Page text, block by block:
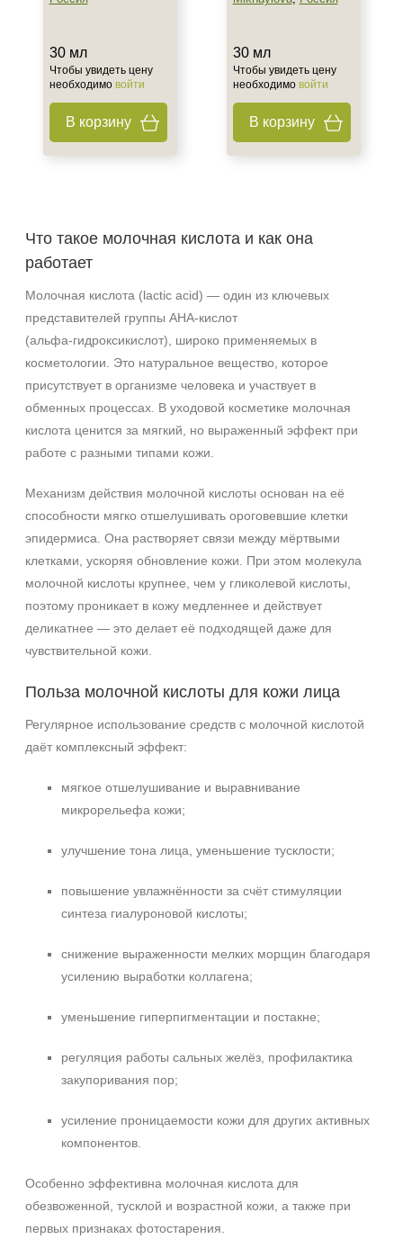
30 мл
Чтобы увидеть цену
необходимо войти
В корзину
30 мл
Чтобы увидеть цену
необходимо войти
В корзину
Что такое молочная кислота и как она
работает
Молочная кислота (lactic acid) — один из ключевых
представителей группы AHA‑кислот
(альфа‑гидроксикислот), широко применяемых в
косметологии. Это натуральное вещество, которое
присутствует в организме человека и участвует в
обменных процессах. В уходовой косметике молочная
кислота ценится за мягкий, но выраженный эффект при
работе с разными типами кожи.
Механизм действия молочной кислоты основан на её
способности мягко отшелушивать ороговевшие клетки
эпидермиса. Она растворяет связи между мёртвыми
клетками, ускоряя обновление кожи. При этом молекула
молочной кислоты крупнее, чем у гликолевой кислоты,
поэтому проникает в кожу медленнее и действует
деликатнее — это делает её подходящей даже для
чувствительной кожи.
Польза молочной кислоты для кожи лица
Регулярное использование средств с молочной кислотой
даёт комплексный эффект:
мягкое отшелушивание и выравнивание
микрорельефа кожи;
улучшение тона лица, уменьшение тусклости;
повышение увлажнённости за счёт стимуляции
синтеза гиалуроновой кислоты;
снижение выраженности мелких морщин благодаря
усилению выработки коллагена;
уменьшение гиперпигментации и постакне;
регуляция работы сальных желёз, профилактика
закупоривания пор;
усиление проницаемости кожи для других активных
компонентов.
Особенно эффективна молочная кислота для
обезвоженной, тусклой и возрастной кожи, а также при
первых признаках фотостарения.